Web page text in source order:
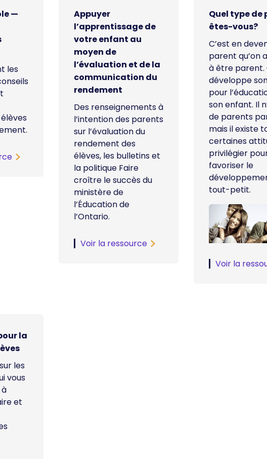
—
les
Appuyer
l’apprentissage de
votre enfant au
moyen de
l’évaluation et de la
communication du
rendement
Des renseignements à
l’intention des parents
sur l’évaluation du
rendement des
élèves, les bulletins et
la politique Faire
croître le succès du
ministère de
l’Éducation de
l’Ontario.
Voir la ressource
Quel type de
êtes-vous?
C’est en
parent qu’on
à être parent.
développe
pour
son enfant. Il
de parents
mais il existe
certaines
privilégier
favoriser le
tout-petit.
Voir la
la
les
vous
et